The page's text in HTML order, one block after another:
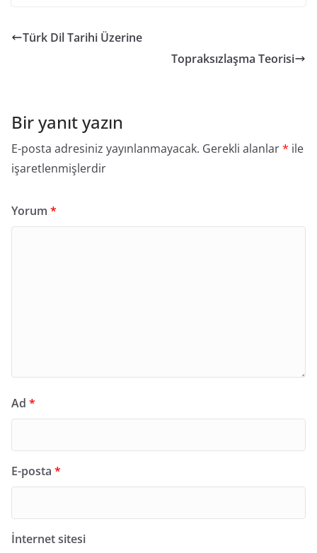
Türk Dil Tarihi Üzerine
Topraksızlaşma Teorisi
Bir yanıt yazın
E-posta adresiniz yayınlanmayacak. Gerekli alanlar* ile
işaretlenmişlerdir
Yorum *
Ad *
E-posta *
İnternet sitesi